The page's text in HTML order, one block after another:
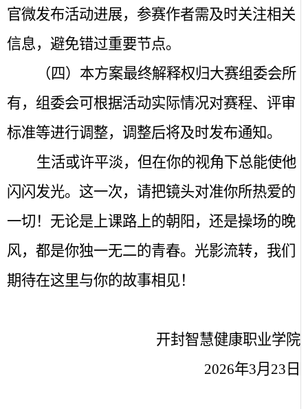
官微发布活动进展，参赛作者需及时关注相关
信息，避免错过重要节点。
（四） 本方案最终解释权归大赛组委会所
有，组委会可根据活动实际情况对赛程、评审
标准等进行调整，调整后将及时发布通知。
生活或许平淡，但在你的视角下总能使他
闪闪发光。这一次，请把镜头对准你所热爱的
一切！无论是上课路上的朝阳，还是操场的晚
风，都是你独一无二的青春。光影流转，我们
期待在这里与你的故事相见！
开封智慧健康职业学院
2026年3月 23 日